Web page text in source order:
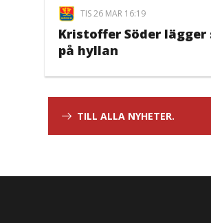
TIS 26 MAR 16:19
Kristoffer Söder
på hyllan
TILL ALLA NYHETER.